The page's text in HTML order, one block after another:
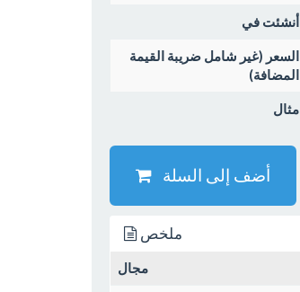
أنشئت في
السعر (غير شامل ضريبة القيمة
المضافة)
مثال
أضف إلى السلة
ملخص
مجال